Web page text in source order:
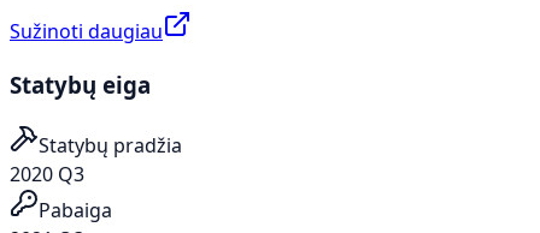
Sužinoti daugiau
Statybų eiga
Statybų pradžia
2020 Q3
Pabaiga